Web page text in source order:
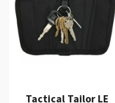
Tactical Tailor LE